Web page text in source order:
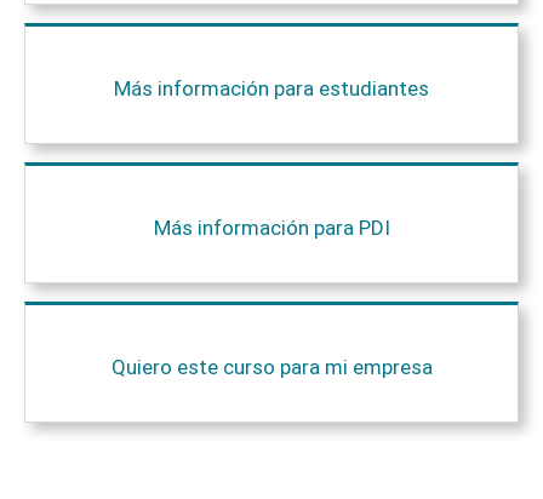
Más información para estudiantes
Más información para PDI
Quiero este curso para mi empresa